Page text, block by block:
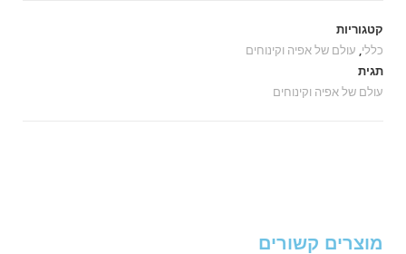
קטגוריות
כללי עולם של אפיה וקינוחים
תגית
עולם של אפיה וקינוחים
מוצרים קשורים